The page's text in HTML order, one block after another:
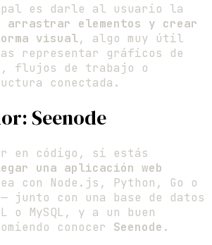
es darle al usuario la
arrastrar elementos y crear
visual, algo muy útil
representar gráficos de
flujos de trabajo o
conectada.
Seenode
en código, si estás
una aplicación web
con Node.js, Python, Go o
con una base de datos
o MySQL, y a un buen
conocer Seenode .